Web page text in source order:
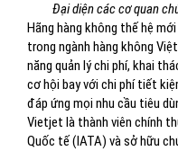
Đại diện các cơ quan
Hãng hàng không thế hệ
trong ngành hàng không
năng quản lý chi phí, khai
cơ hội bay với chi phí tiết
đáp ứng mọi nhu cầu tiêu
Vietjet là thành viên chính
Quốc tế (IATA) và sở hữu